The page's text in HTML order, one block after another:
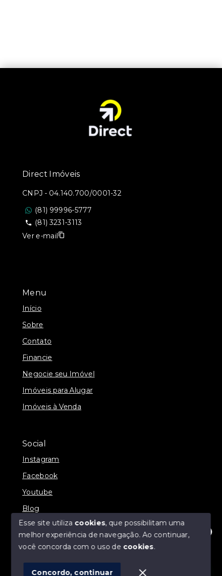
Olá! Estamos disponíveis para te ajudar.
Menu
Início
Sobre
Contato
Financie
Negocie seu Imóvel
Imóveis para Alugar
Imóveis à Venda
Social
Instagram
Facebook
Youtube
Blog
© Copyright 2026 - Direct Imóveis - Todos os direitos
SITE PARA IMOBILIARIA
Direct Imóveis
CNPJ - 04.140.700/0001-32
(81) 99996-5777
(81) 3231-3113
Ver e-mail
Esse site utiliza cookies, que possibilitam uma
melhor experiência de navegação.Ao continuar,
você concorda com o uso de cookies.
Concordo, continuar